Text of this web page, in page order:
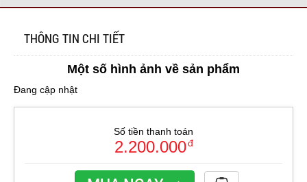
THÔNG TIN CHI TIẾT
Một số hình ảnh về sản phẩm
Đang cập nhật
Số tiền thanh toán
2.200.000đ